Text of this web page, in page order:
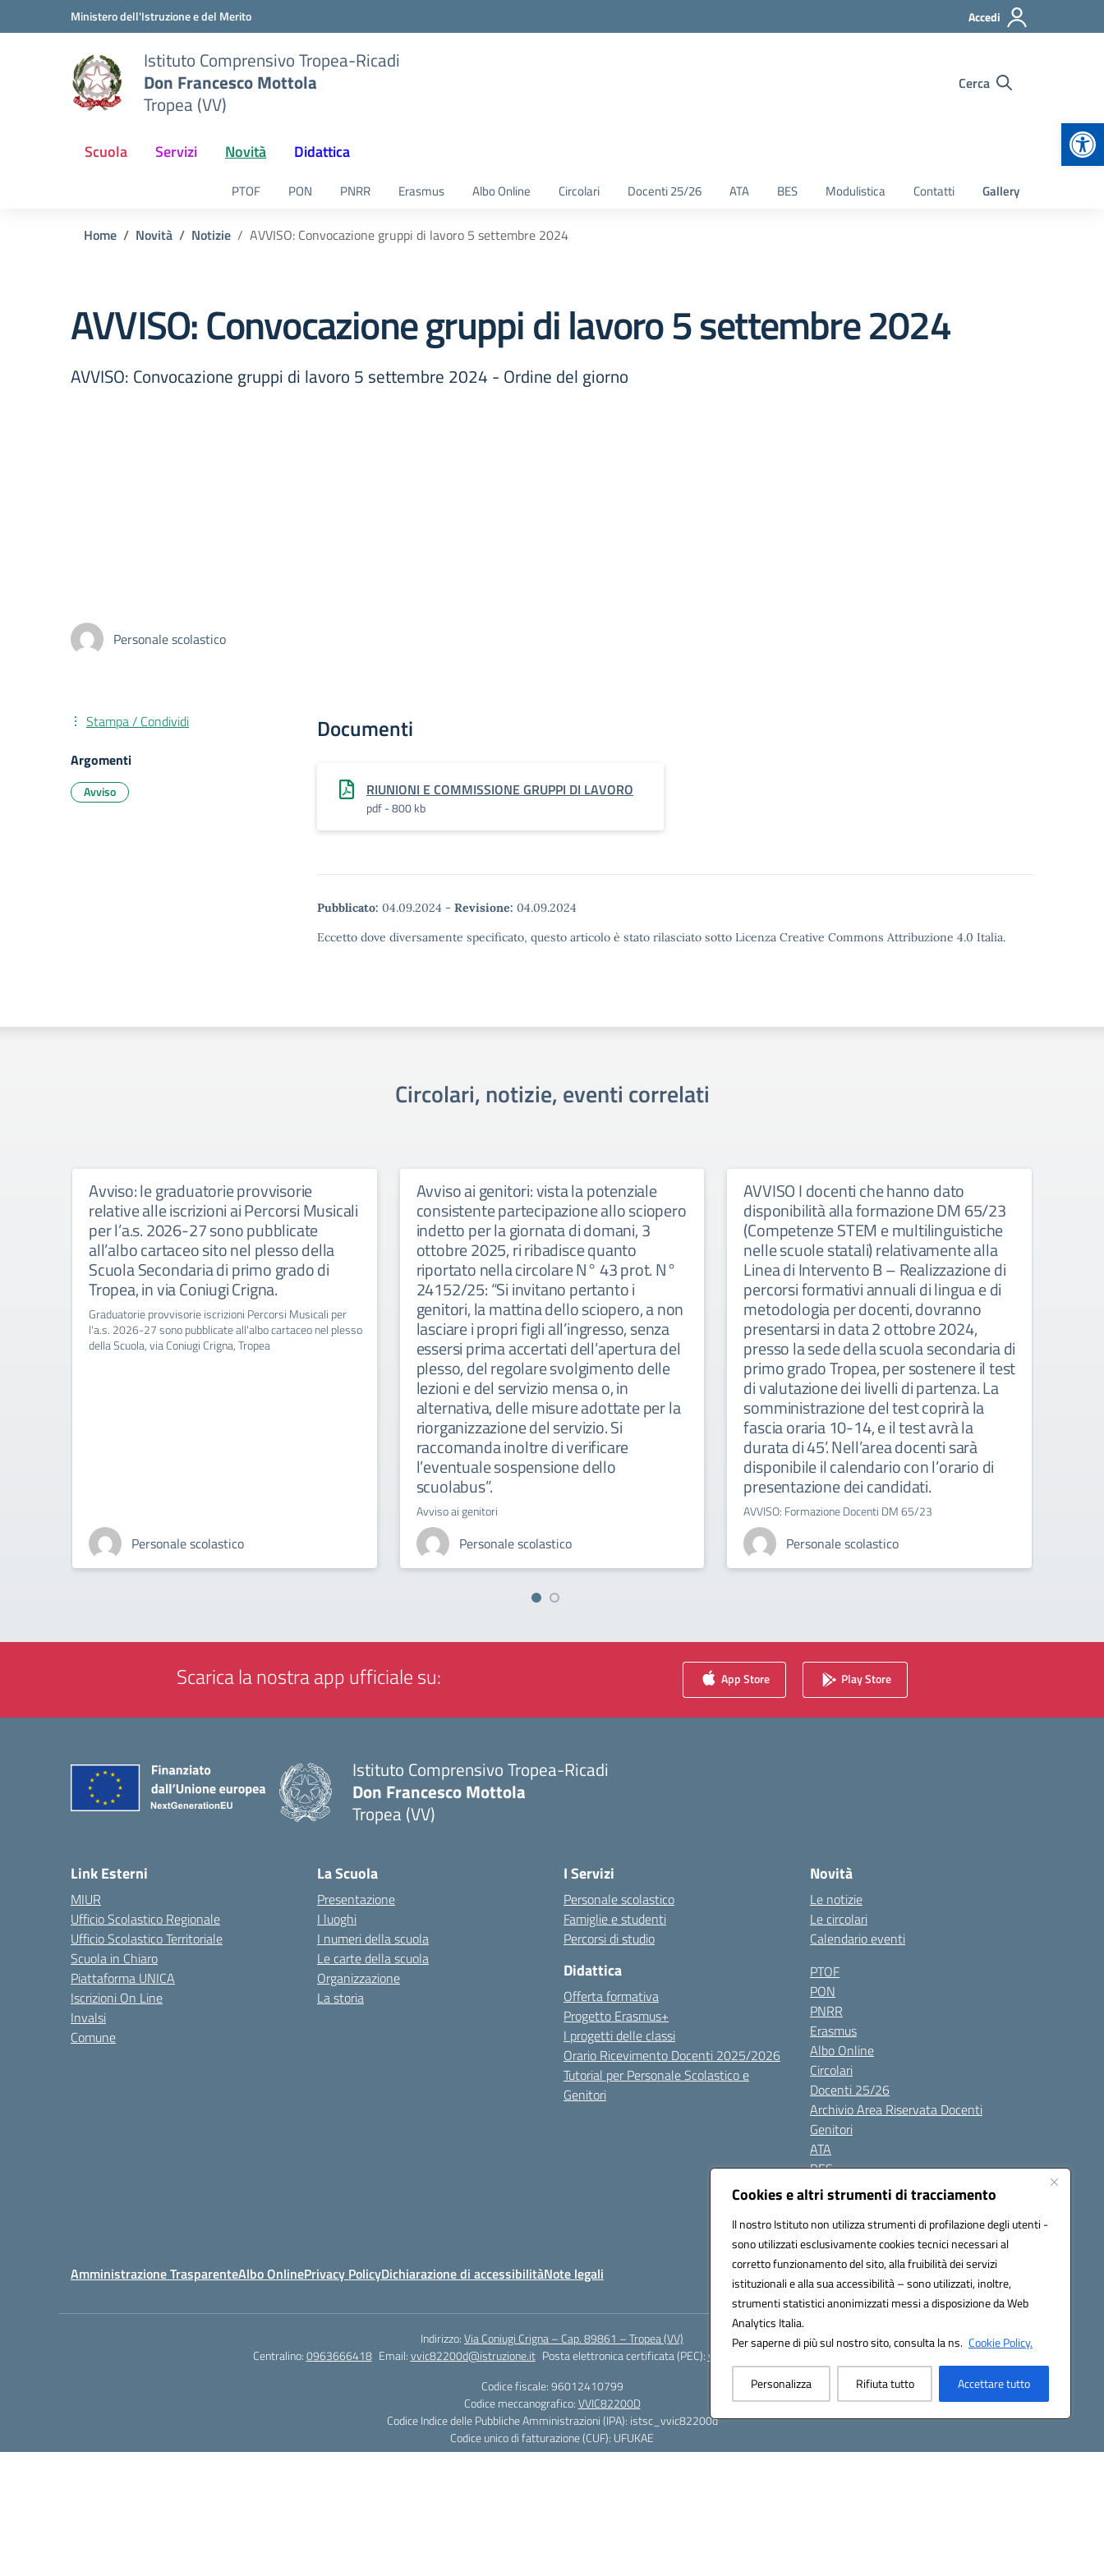
Cookies e altri strumenti di tracciamento
Il nostro Istituto non utilizza strumenti di profilazione degli utenti -
sono utilizzati esclusivamente cookies tecnici necessari al
corretto funzionamento del sito, alla fruibilità dei servizi
istituzionali e alla sua accessibilità – sono utilizzati, inoltre,
strumenti statistici anonimizzati messi a disposizione da Web
Analytics Italia.
Per saperne di più sul nostro sito, consulta la ns. Cookie Policy.
Personalizza Rifiuta tutto Accettare tutto
Vai ai contenuti
Vai al menu di navigazioneMinistero dell'Istruzione e del Merito Accedi
Istituto Comprensivo Tropea-Ricadi
Don Francesco Mottola
Tropea (VV)
Cerca
Scuola Servizi Novità Didattica
PTOF PON PNRR Erasmus Albo Online Circolari Docenti 25/26 ATA BES Modulistica Contatti Gallery
Home Novità Notizie AVVISO: Convocazione gruppi di lavoro 5 settembre 2024
AVVISO: Convocazione gruppi di lavoro 5 settembre 2024
AVVISO: Convocazione gruppi di lavoro 5 settembre 2024 - Ordine del giorno
Personale scolastico
Documenti
RIUNIONI E COMMISSIONE GRUPPI DI LAVORO
pdf - 800 kb
Pubblicato: 04.09.2024 - Revisione: 04.09.2024
Eccetto dove diversamente specificato, questo articolo è stato rilasciato sotto Licenza Creative Commons Attribuzione 4.0 Italia.
Stampa / Condividi
Argomenti
Avviso
Circolari, notizie, eventi correlati
Avviso: le graduatorie provvisorie
relative alle iscrizioni ai Percorsi Musicali
per l’a.s. 2026-27 sono pubblicate
all’albo cartaceo sito nel plesso della
Scuola Secondaria di primo grado di
Tropea, in via Coniugi Crigna.
Graduatorie provvisorie iscrizioni Percorsi Musicali per
l'a.s. 2026-27 sono pubblicate all'albo cartaceo nel plesso
della Scuola, via Coniugi Crigna, Tropea
Personale scolastico
Avviso ai genitori: vista la potenziale
consistente partecipazione allo sciopero
indetto per la giornata di domani, 3
ottobre 2025, ri ribadisce quanto
riportato nella circolare N° 43 prot. N°
24152/25: “Si invitano pertanto i
genitori, la mattina dello sciopero, a non
lasciare i propri figli all’ingresso, senza
essersi prima accertati dell’apertura del
plesso, del regolare svolgimento delle
lezioni e del servizio mensa o, in
alternativa, delle misure adottate per la
riorganizzazione del servizio. Si
raccomanda inoltre di verificare
l’eventuale sospensione dello
scuolabus”.
Avviso ai genitori
Personale scolastico
AVVISO I docenti che hanno dato
disponibilità alla formazione DM 65/23
(Competenze STEM e multilinguistiche
nelle scuole statali) relativamente alla
Linea di Intervento B – Realizzazione di
percorsi formativi annuali di lingua e di
metodologia per docenti, dovranno
presentarsi in data 2 ottobre 2024,
presso la sede della scuola secondaria di
primo grado Tropea, per sostenere il test
di valutazione dei livelli di partenza. La
somministrazione del test coprirà la
fascia oraria 10-14, e il test avrà la
durata di 45’. Nell’area docenti sarà
disponibile il calendario con l’orario di
presentazione dei candidati.
AVVISO: Formazione Docenti DM 65/23
Personale scolastico
Scarica la nostra app ufficiale su: App Store Play Store
Istituto Comprensivo Tropea-Ricadi
Don Francesco Mottola
Tropea (VV)
Link Esterni
MIUR
Ufficio Scolastico Regionale
Ufficio Scolastico Territoriale
Scuola in Chiaro
Piattaforma UNICA
Iscrizioni On Line
Invalsi
Comune
La Scuola
Presentazione
I luoghi
I numeri della scuola
Le carte della scuola
Organizzazione
La storia
I Servizi
Personale scolastico
Famiglie e studenti
Percorsi di studio
Didattica
Offerta formativa
Progetto Erasmus+
I progetti delle classi
Orario Ricevimento Docenti 2025/2026
Tutorial per Personale Scolastico e
Genitori
Novità
Le notizie
Le circolari
Calendario eventi
PTOF
PON
PNRR
Erasmus
Albo Online
Circolari
Docenti 25/26
Archivio Area Riservata Docenti
Genitori
ATA
BES
Modulistica
Gallery
Amministrazione TrasparenteAlbo OnlinePrivacy PolicyDichiarazione di accessibilitàNote legali
Indirizzo:Via Coniugi Crigna – Cap. 89861 – Tropea (VV)
Centralino:0963666418 Email:vvic82200d@istruzione.it Posta elettronica certificata (PEC):vvic82200d@pec.istruzione.it
Codice fiscale: 96012410799
Codice meccanografico:VVIC82200D
Codice Indice delle Pubbliche Amministrazioni (IPA): istsc_vvic82200d
Codice unico di fatturazione (CUF): UFUKAE